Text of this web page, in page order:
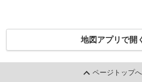
地図アプリで開
ページトップへ